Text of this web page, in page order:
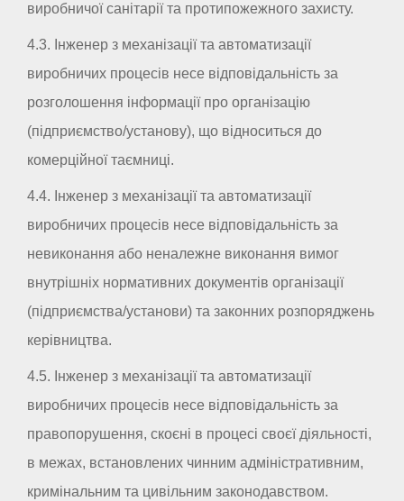
виробничої санітарії та протипожежного захисту.
4.3. Інженер з механізації та автоматизації
виробничих процесів несе відповідальність за
розголошення інформації про організацію
(підприємство/установу), що відноситься до
комерційної таємниці.
4.4. Інженер з механізації та автоматизації
виробничих процесів несе відповідальність за
невиконання або неналежне виконання вимог
внутрішніх нормативних документів організації
(підприємства/установи) та законних розпоряджень
керівництва.
4.5. Інженер з механізації та автоматизації
виробничих процесів несе відповідальність за
правопорушення, скоєні в процесі своєї діяльності,
в межах, встановлених чинним адміністративним,
кримінальним та цивільним законодавством.